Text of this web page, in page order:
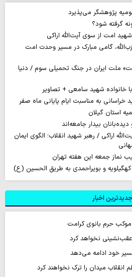
پژوهشگر می‌پذیرد
گرفته شود؟
امت از سوی آیت‌الله اراکی
گامی مبارک در مسیر وحدت امت
ملت ایران در جنگ تحمیلی سوم / دنیا
با خانواده شهید سامعی + تصاویر
خراسانی به مناسبت ایام پایانی ماه صفر
استان گیلان
بیدار جامعه‌اند
اراکی / رهبر شهید انقلاب؛ الگوی ایمان
نماز جمعه این هفته تهران
جدیدترین اخبار
عقب‌نشینی نخواهد کرد
خود ادامه می‌دهد
انقلاب میدان را ترک نخواهند کرد